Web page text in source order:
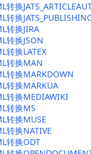
转换
转换
转换JIRA
转换JSON
转换LATEX
转换MAN
转换MARKDOWN
转换MARKUA
转换MEDIAWIKI
转换MS
转换MUSE
转换NATIVE
转换ODT